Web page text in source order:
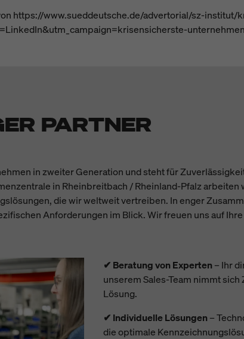
https://www.sueddeutsche.de/advertorial/sz-
PARTNER
in zweiter Generation und steht für
in Rheinbreitbach / Rheinland-Pfalz arbeiten
die wir weltweit vertreiben. In enger
Anforderungen im Blick. Wir freuen uns auf
✔ Beratung von Experten – Ihr
unserem Sales-Team nimmt
Lösung.
✔ Individuelle Lösungen –
die optimale